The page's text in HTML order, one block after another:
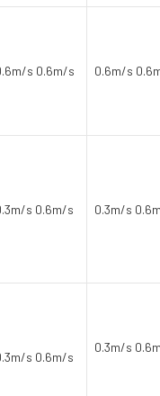
s 0.6m/s 0.6m/s
s 0.6m/s 0.3m/s
s 0.6m/s
0.3m/s